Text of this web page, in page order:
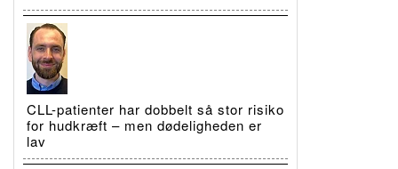
CLL-patienter har dobbelt så stor risiko
for hudkræft – men dødeligheden er
lav